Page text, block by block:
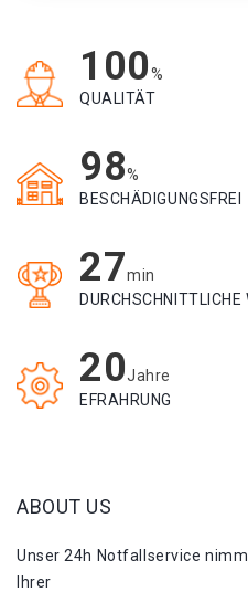
100%
QUALITÄT
98%
BESCHÄDIGUNGSFREI
27min
20Jahre
EFRAHRUNG
ABOUT US
Unser 24h Notfallservice
Ihrer